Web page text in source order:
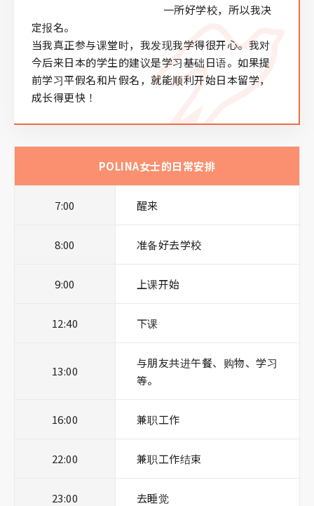
一所好学校，所以我决
定报名。
当我真正参与课堂时，我发现我学得很开心。我对
今后来日本的学生的建议是学习基础日语。如果提
前学习平假名和片假名，就能顺利开始日本留学，
成长得更快！
POLINA女士的日常安排
7:00 醒来
8:00 准备好去学校
9:00 上课开始
12:40 下课
13:00
与朋友共进午餐、购物、学习
等。
16:00 兼职工作
22:00 兼职工作结束
23:00 去睡觉